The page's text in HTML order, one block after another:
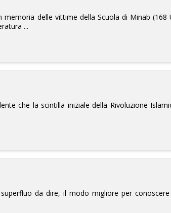
delle vittime della Scuola di Minab
...
che la scintilla iniziale della Rivoluzione
da dire, il modo migliore per